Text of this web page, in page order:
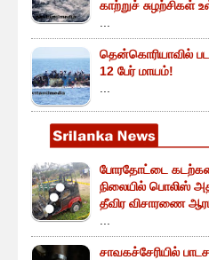
காற்றுச் சுழற்சிகள்
தென்கொரியாவில்
12 பேர் மாயம்!
போரதோட்டை
நிலையில் பொலிஸ்
தீவிர விசாரணை
சாவகச்சேரியில்